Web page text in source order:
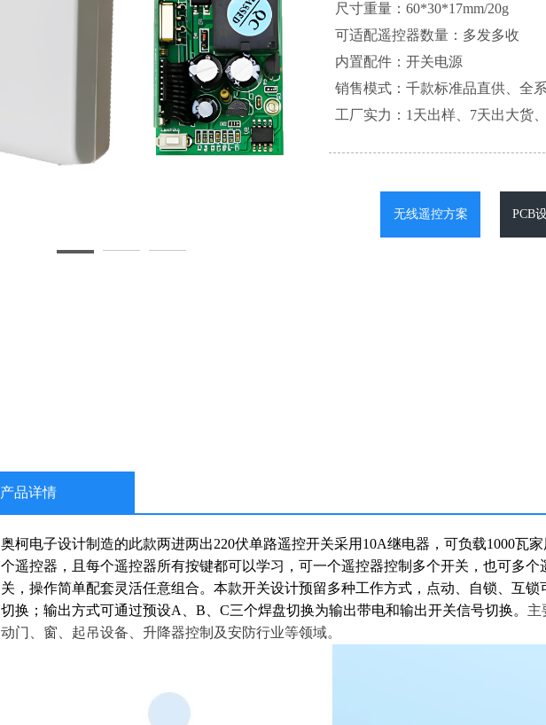
尺寸重量：60*30*17mm/20g
可适配遥控器数量：多发多收
内置配件：开关电源
销售模式：千款标准品直供、全
工厂实力：1天出样、7天出大货
产品详情
奥柯电子设计制造的此款两进两出220伏单路遥控开关采用10A继电器，可负载1000瓦
个遥控器，且每个遥控器所有按键都可以学习，可一个遥控器控制多个开关，也可多个
关，操作简单配套灵活任意组合。本款开关设计预留多种工作方式，点动、自锁、互锁
切换；输出方式可通过预设A、B、C三个焊盘切换为输出带电和输出开关信号切换。 主
动门、窗、起吊设备、升降器控制及安防行业等领域。
无线遥控方案 PCB